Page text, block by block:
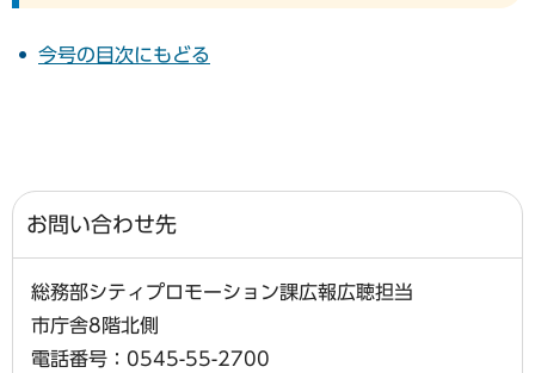
今号の目次にもどる
お問い合わせ先
総務部シティプロモーション課広報広聴担当
市庁舎8階北側
電話番号：0545-55-2700